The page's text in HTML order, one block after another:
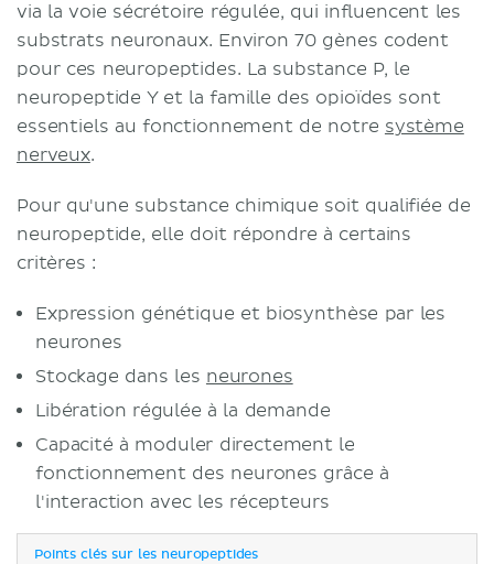
via la voie sécrétoire régulée, qui influencent les
substrats neuronaux. Environ 70 gènes codent
pour ces neuropeptides. La substance P, le
neuropeptide Y et la famille des opioïdes sont
essentiels au fonctionnement de notre système
nerveux.
Pour qu'une substance chimique soit qualifiée de
neuropeptide, elle doit répondre à certains
critères :
Expression génétique et biosynthèse par les
neurones
Stockage dans les neurones
Libération régulée à la demande
Capacité à moduler directement le
fonctionnement des neurones grâce à
l'interaction avec les récepteurs
Points clés sur les neuropeptides